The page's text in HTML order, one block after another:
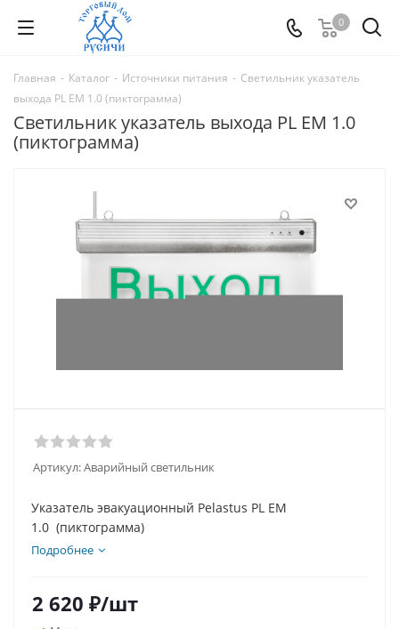
0
Главная - Каталог - Источники питания - Светильник указатель
выхода PL EM 1.0 (пиктограмма)
Светильник указатель выхода PL EM 1.0
(пиктограмма)
Артикул:Аварийный светильник
Указатель эвакуационный Pelastus PL EM
1.0 (пиктограмма)
Подробнее
2 620 ₽/шт